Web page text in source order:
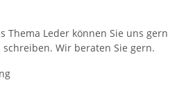
Thema Leder können Sie uns gern
Wir beraten Sie gern.